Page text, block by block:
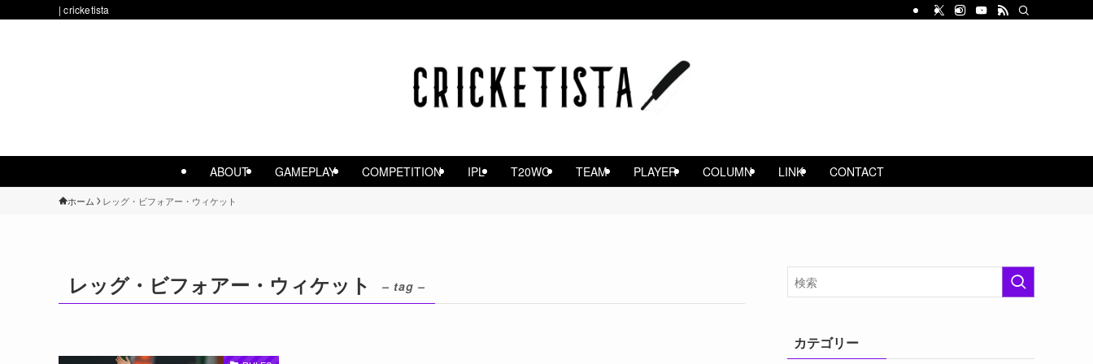
| cricketista
ABOUT GAMEPLAY COMPETITION IPL T20WC TEAM PLAYER COLUMN LINK CONTACT
ホーム レッグ・ビフォアー・ウィケット
レッグ・ビフォアー・ウィケット – tag –
カテゴリー